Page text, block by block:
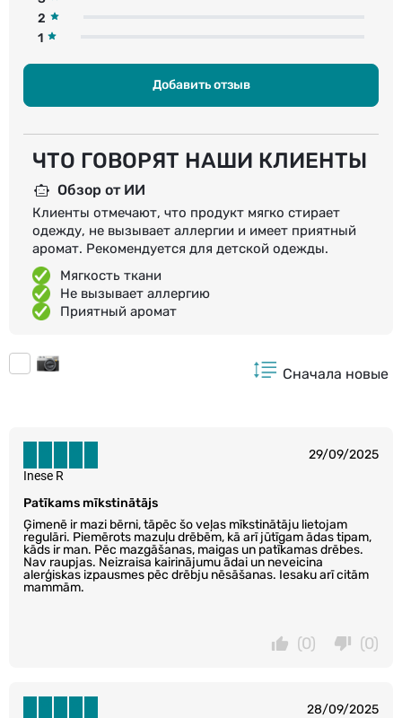
2
1
Добавить отзыв
ЧТО ГОВОРЯТ НАШИ КЛИЕНТЫ
Обзор от ИИ
Клиенты отмечают, что продукт мягко стирает
одежду, не вызывает аллергии и имеет приятный
аромат. Рекомендуется для детской одежды.
Мягкость ткани
Не вызывает аллергию
Приятный аромат
Сначала новые
29/09/2025
Patīkams mīkstinātājs
Ģimenē ir mazi bērni, tāpēc šo veļas mīkstinātāju lietojam
regulāri. Piemērots mazuļu drēbēm, kā arī jūtīgam ādas tipam,
kāds ir man. Pēc mazgāšanas, maigas un patīkamas drēbes.
Nav raupjas. Neizraisa kairinājumu ādai un neveicina
alerģiskas izpausmes pēc drēbju nēsāšanas. Iesaku arī citām
mammām.
Inese R
(0)
(0)
28/09/2025